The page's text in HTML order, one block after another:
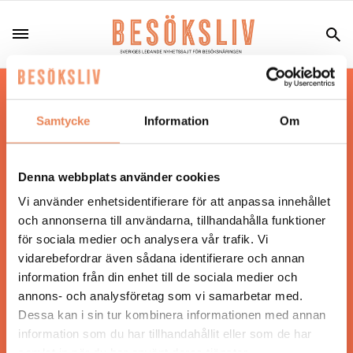
Samtycke Information Om
Denna webbplats använder cookies
Vi använder enhetsidentifierare för att anpassa innehållet
och annonserna till användarna, tillhandahålla funktioner
för sociala medier och analysera vår trafik. Vi
vidarebefordrar även sådana identifierare och annan
information från din enhet till de sociala medier och
annons- och analysföretag som vi samarbetar med.
Dessa kan i sin tur kombinera informationen med annan
information som du har tillhandahållit eller som de har
Hos oss läser du landets mest uppdaterade
nyheter och snackisar inom besöksnäringen.
Besöksliv i sin tryckta form är ett affärsmagasin
Tidningen ges ut avVisita
ANSVARIG UTGIVARE
Jonas Siljhammar
UPPHOVSRÄTT